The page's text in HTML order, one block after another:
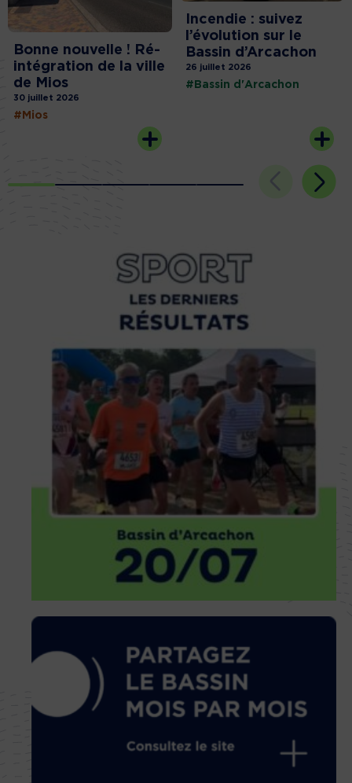
Bonne nouvelle ! Ré-
intégration de la ville
de Mios
30 juillet 2026
#Mios
Incendie : suivez
l’évolution sur le
Bassin d’Arcachon
26 juillet 2026
#Bassin d'Arcachon